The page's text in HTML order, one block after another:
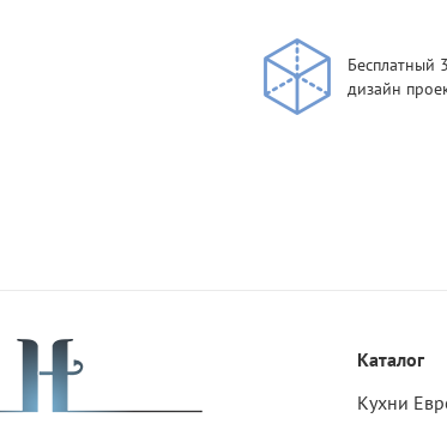
Бесплатный
дизайн
Каталог
Кухни